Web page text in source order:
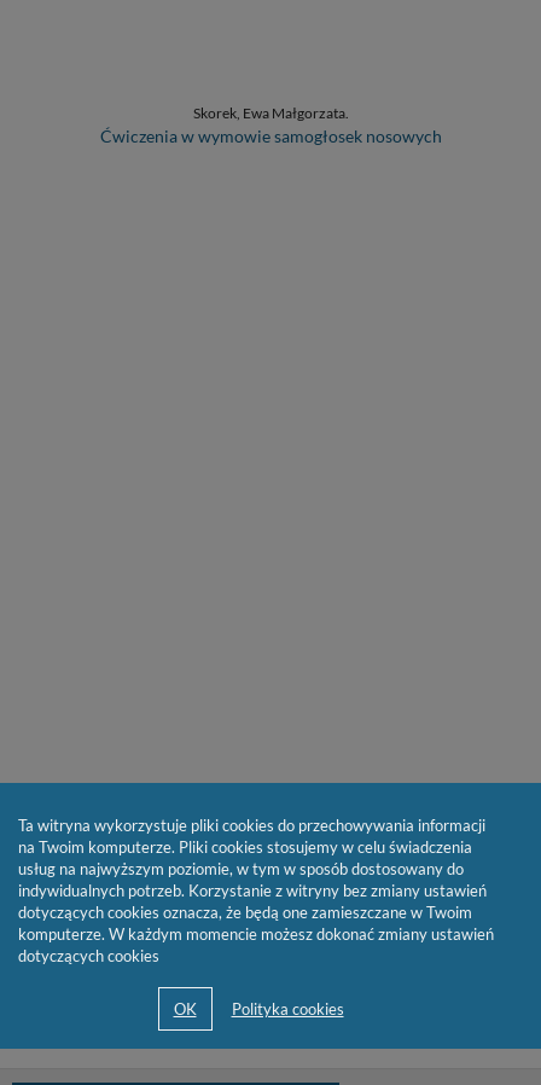
Skorek, Ewa Małgorzata.
Ćwiczenia w wymowie samogłosek nosowych
Ta witryna wykorzystuje pliki cookies do przechowywania informacji
na Twoim komputerze. Pliki cookies stosujemy w celu świadczenia
usług na najwyższym poziomie, w tym w sposób dostosowany do
indywidualnych potrzeb. Korzystanie z witryny bez zmiany ustawień
dotyczących cookies oznacza, że będą one zamieszczane w Twoim
komputerze. W każdym momencie możesz dokonać zmiany ustawień
dotyczących cookies